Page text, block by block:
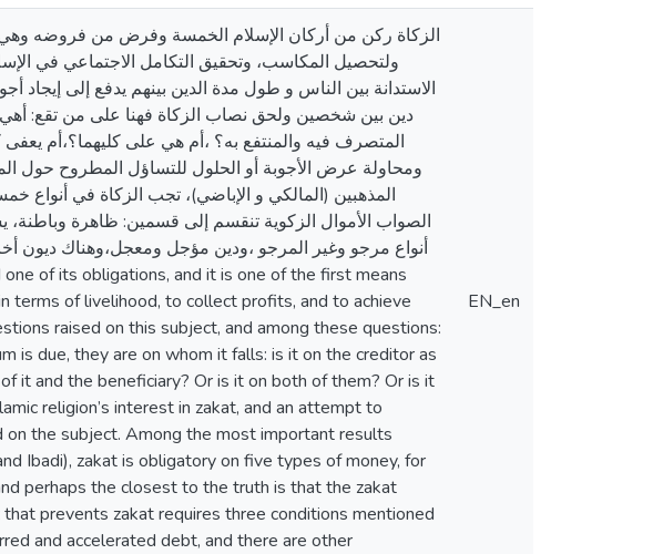
الزكاة ركن من أركان الإسلام الخمسة وفرض من فروضه وهي
ولتحصيل المكاسب، وتحقيق التكامل الاجتماعي في
الاستدانة بين الناس و طول مدة الدين بينهم يدفع إلى
دين بين شخصين ولحق نصاب الزكاة فهنا على من تقع: أهي
المتصرف فيه والمنتفع به؟ ،أم هي على كليهما؟،أم يعفى
ومحاولة عرض الأجوبة أو الحلول للتساؤل المطروح حول
المذهبين (المالكي و الإباضي)، تجب الزكاة في أنواع
الصواب الأموال الزكوية تنقسم إلى قسمين: ظاهرة
أنواع مرجو وغير المرجو ،ودين مؤجل ومعجل،وهناك ديون
of livelihood, to collect profits, and to achieve
raised on this subject, and among these questions:
is due, they are on whom it falls: is it on the creditor as
it and the beneficiary? Or is it on both of them? Or is it
religion’s interest in zakat, and an attempt to
the subject. Among the most important results
Ibadi), zakat is obligatory on five types of money, for
perhaps the closest to the truth is that the zakat
prevents zakat requires three conditions mentioned
and accelerated debt, and there are other
EN_en